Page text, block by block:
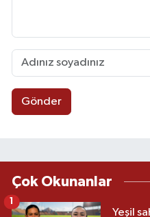
Gönder
Çok Okunanlar
Yeşil